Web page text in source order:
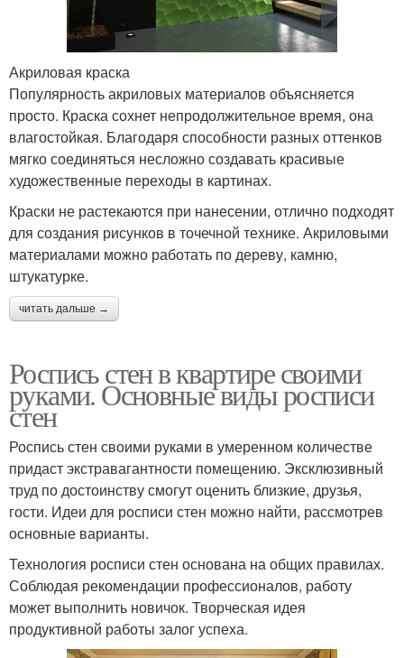
Акриловая краска
Популярность акриловых материалов объясняется
просто. Краска сохнет непродолжительное время, она
влагостойкая. Благодаря способности разных оттенков
мягко соединяться несложно создавать красивые
художественные переходы в картинах.
Краски не растекаются при нанесении, отлично подходят
для создания рисунков в точечной технике. Акриловыми
материалами можно работать по дереву, камню,
штукатурке.
читать дальше →
Роспись стен в квартире своими
руками. Основные виды росписи
стен
Роспись стен своими руками в умеренном количестве
придаст экстравагантности помещению. Эксклюзивный
труд по достоинству смогут оценить близкие, друзья,
гости. Идеи для росписи стен можно найти, рассмотрев
основные варианты.
Технология росписи стен основана на общих правилах.
Соблюдая рекомендации профессионалов, работу
может выполнить новичок. Творческая идея
продуктивной работы залог успеха.